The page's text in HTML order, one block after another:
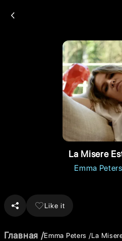
La Misere
Emma Peters
Like it
Главная Emma Peters La